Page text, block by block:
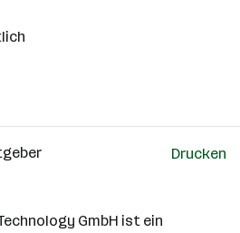
Drucken
GmbH ist ein